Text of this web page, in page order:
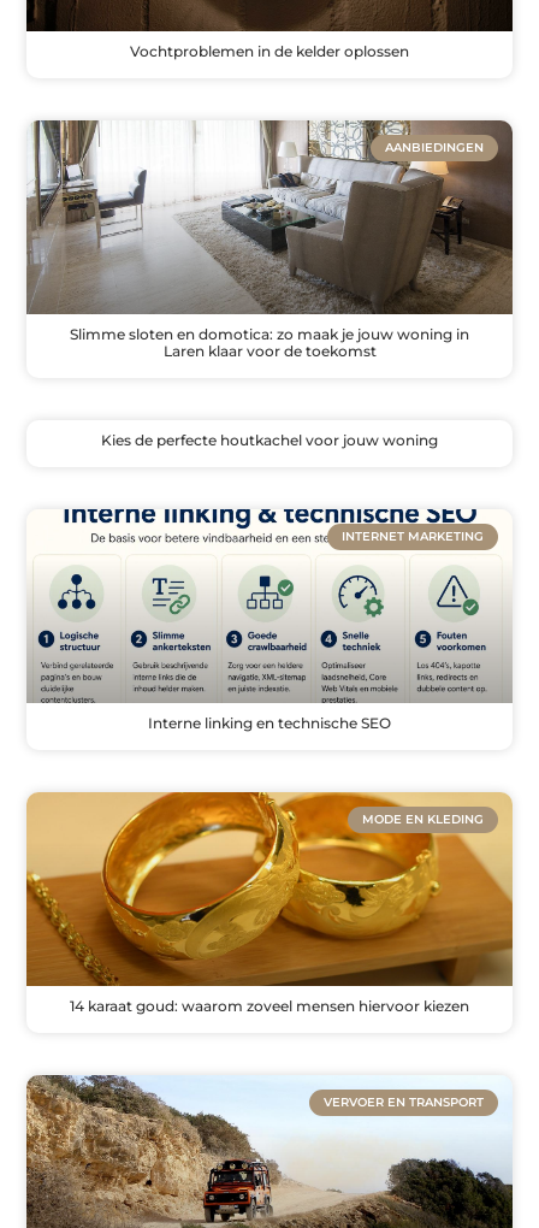
Vochtproblemen in de kelder oplossen
AANBIEDINGEN
Slimme sloten en domotica: zo maak je jouw woning in
Laren klaar voor de toekomst
Kies de perfecte houtkachel voor jouw woning
INTERNET MARKETING
Interne linking en technische SEO
MODE EN KLEDING
14 karaat goud: waarom zoveel mensen hiervoor kiezen
VERVOER EN TRANSPORT